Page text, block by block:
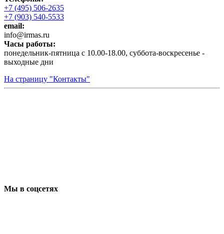
+7 (495) 506-2635
+7 (903) 540-5533
email:
infо@irmas.ru
Часы работы:
понедельник-пятница с 10.00-18.00, суббота-воскресенье -
выходные дни
На страницу "Контакты"
Мы в соцсетях